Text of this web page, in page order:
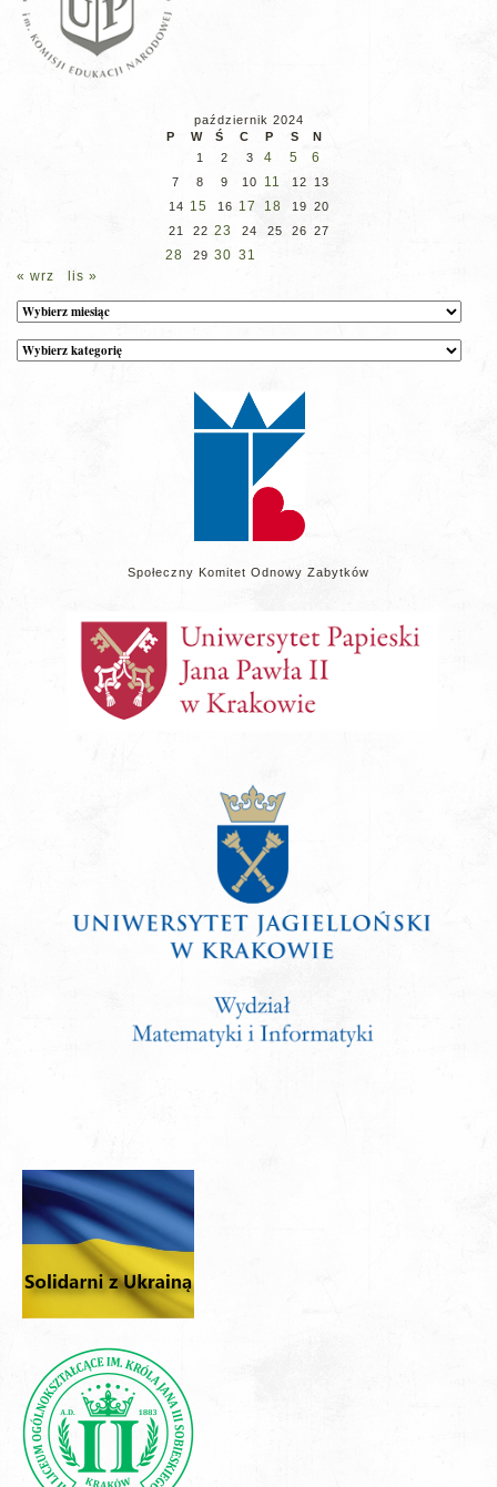
październik 2024
P
W Ś C P S
N
1
2 3 4 5 6
7 8 9 10 11 12 13
14 15 16 17 18 19 20
21
22 23 24 25 26 27
28 29 30 31
« wrz
lis »
Archiwum
Kategorie
wpisów
Społeczny Komitet Odnowy Zabytków